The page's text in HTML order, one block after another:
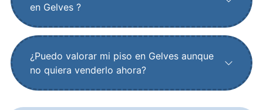
en Gelves ?
¿Puedo valorar mi piso en Gelves aunque
no quiera venderlo ahora?